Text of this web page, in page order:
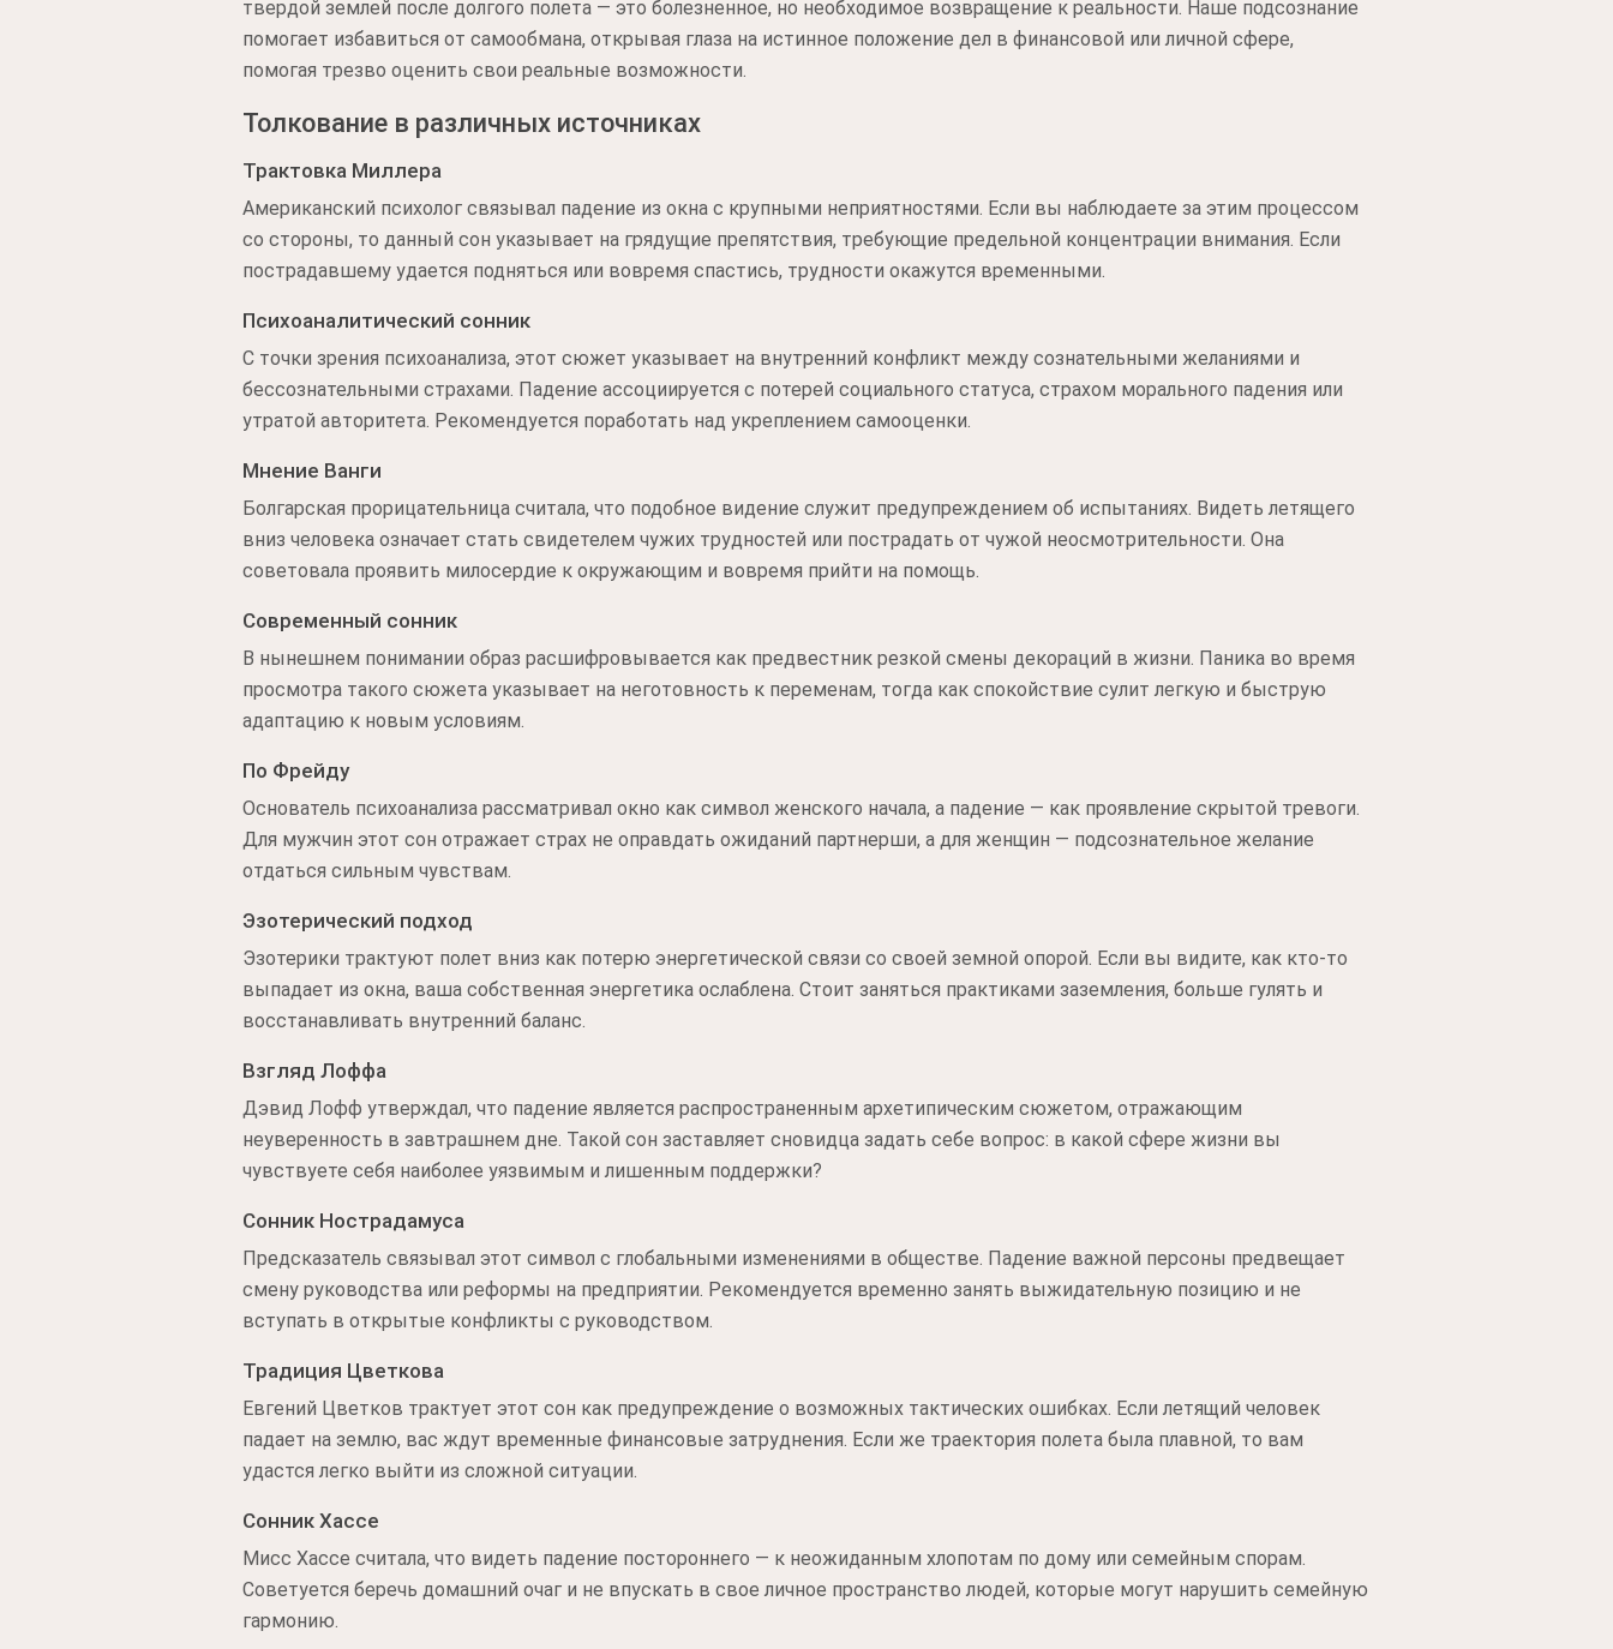
твердой землей после долгого полета — это болезненное, но необходимое возвращение к реальности. Наше подсознание
помогает избавиться от самообмана, открывая глаза на истинное положение дел в финансовой или личной сфере,
помогая трезво оценить свои реальные возможности.
Толкование в различных источниках
Трактовка Миллера
Американский психолог связывал падение из окна с крупными неприятностями. Если вы наблюдаете за этим процессом
со стороны, то данный сон указывает на грядущие препятствия, требующие предельной концентрации внимания. Если
пострадавшему удается подняться или вовремя спастись, трудности окажутся временными.
Психоаналитический сонник
С точки зрения психоанализа, этот сюжет указывает на внутренний конфликт между сознательными желаниями и
бессознательными страхами. Падение ассоциируется с потерей социального статуса, страхом морального падения или
утратой авторитета. Рекомендуется поработать над укреплением самооценки.
Мнение Ванги
Болгарская прорицательница считала, что подобное видение служит предупреждением об испытаниях. Видеть летящего
вниз человека означает стать свидетелем чужих трудностей или пострадать от чужой неосмотрительности. Она
советовала проявить милосердие к окружающим и вовремя прийти на помощь.
Современный сонник
В нынешнем понимании образ расшифровывается как предвестник резкой смены декораций в жизни. Паника во время
просмотра такого сюжета указывает на неготовность к переменам, тогда как спокойствие сулит легкую и быструю
адаптацию к новым условиям.
По Фрейду
Основатель психоанализа рассматривал окно как символ женского начала, а падение — как проявление скрытой тревоги.
Для мужчин этот сон отражает страх не оправдать ожиданий партнерши, а для женщин — подсознательное желание
отдаться сильным чувствам.
Эзотерический подход
Эзотерики трактуют полет вниз как потерю энергетической связи со своей земной опорой. Если вы видите, как кто-то
выпадает из окна, ваша собственная энергетика ослаблена. Стоит заняться практиками заземления, больше гулять и
восстанавливать внутренний баланс.
Взгляд Лоффа
Дэвид Лофф утверждал, что падение является распространенным архетипическим сюжетом, отражающим
неуверенность в завтрашнем дне. Такой сон заставляет сновидца задать себе вопрос: в какой сфере жизни вы
чувствуете себя наиболее уязвимым и лишенным поддержки?
Сонник Нострадамуса
Предсказатель связывал этот символ с глобальными изменениями в обществе. Падение важной персоны предвещает
смену руководства или реформы на предприятии. Рекомендуется временно занять выжидательную позицию и не
вступать в открытые конфликты с руководством.
Традиция Цветкова
Евгений Цветков трактует этот сон как предупреждение о возможных тактических ошибках. Если летящий человек
падает на землю, вас ждут временные финансовые затруднения. Если же траектория полета была плавной, то вам
удастся легко выйти из сложной ситуации.
Сонник Хассе
Мисс Хассе считала, что видеть падение постороннего — к неожиданным хлопотам по дому или семейным спорам.
Советуется беречь домашний очаг и не впускать в свое личное пространство людей, которые могут нарушить семейную
гармонию.